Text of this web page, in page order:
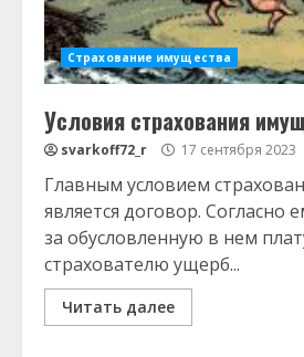
Страхование имущества
Условия страхования
svarkoff72_r 17 сентября 2023
Главным условием
является договор. Согласно
за обусловленную в нем
страхователю ущерб...
Читать далее